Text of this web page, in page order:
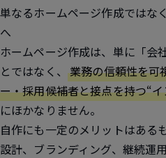
単なるホームページ作成ではな
へ
ホームページ作成は、単に「会
とではなく、 業務の信頼性を可
ー・採用候補者と接点を持つ“
にほかなりません。
自作にも一定のメリットはある
設計、ブランディング、継続運